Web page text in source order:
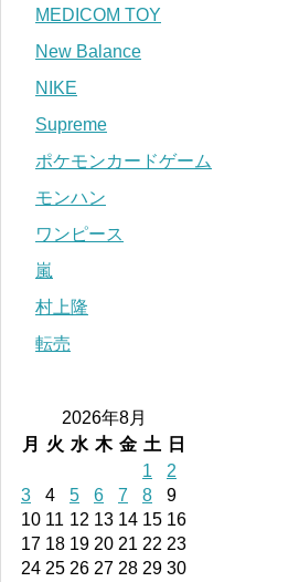
MEDICOM TOY
New Balance
NIKE
Supreme
ポケモンカードゲーム
モンハン
ワンピース
嵐
村上隆
転売
2026年8月
月
火 水 木 金 土
日
1
2
3
4 5 6 7 8
9
10 11 12 13 14 15 16
17 18 19 20 21 22 23
24 25 26 27 28 29 30